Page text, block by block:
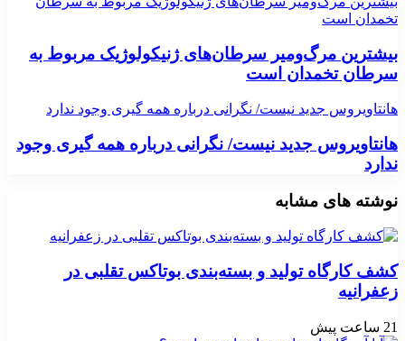
تخمدان است
بیشترین مرگ‌ومیر سرطان‌های ژنیکولوژیک مربوط به
سرطان تخمدان است
هانتاویروس جدید نیست/ نگرانی درباره همه گیری وجود ندارد
هانتاویروس جدید نیست/ نگرانی درباره همه گیری وجود
ندارد
نوشته های مشابه
کشف کارگاه تولید و بسته‌بندی بوتاکس تقلبی در
زعفرانیه
21 ساعت پیش